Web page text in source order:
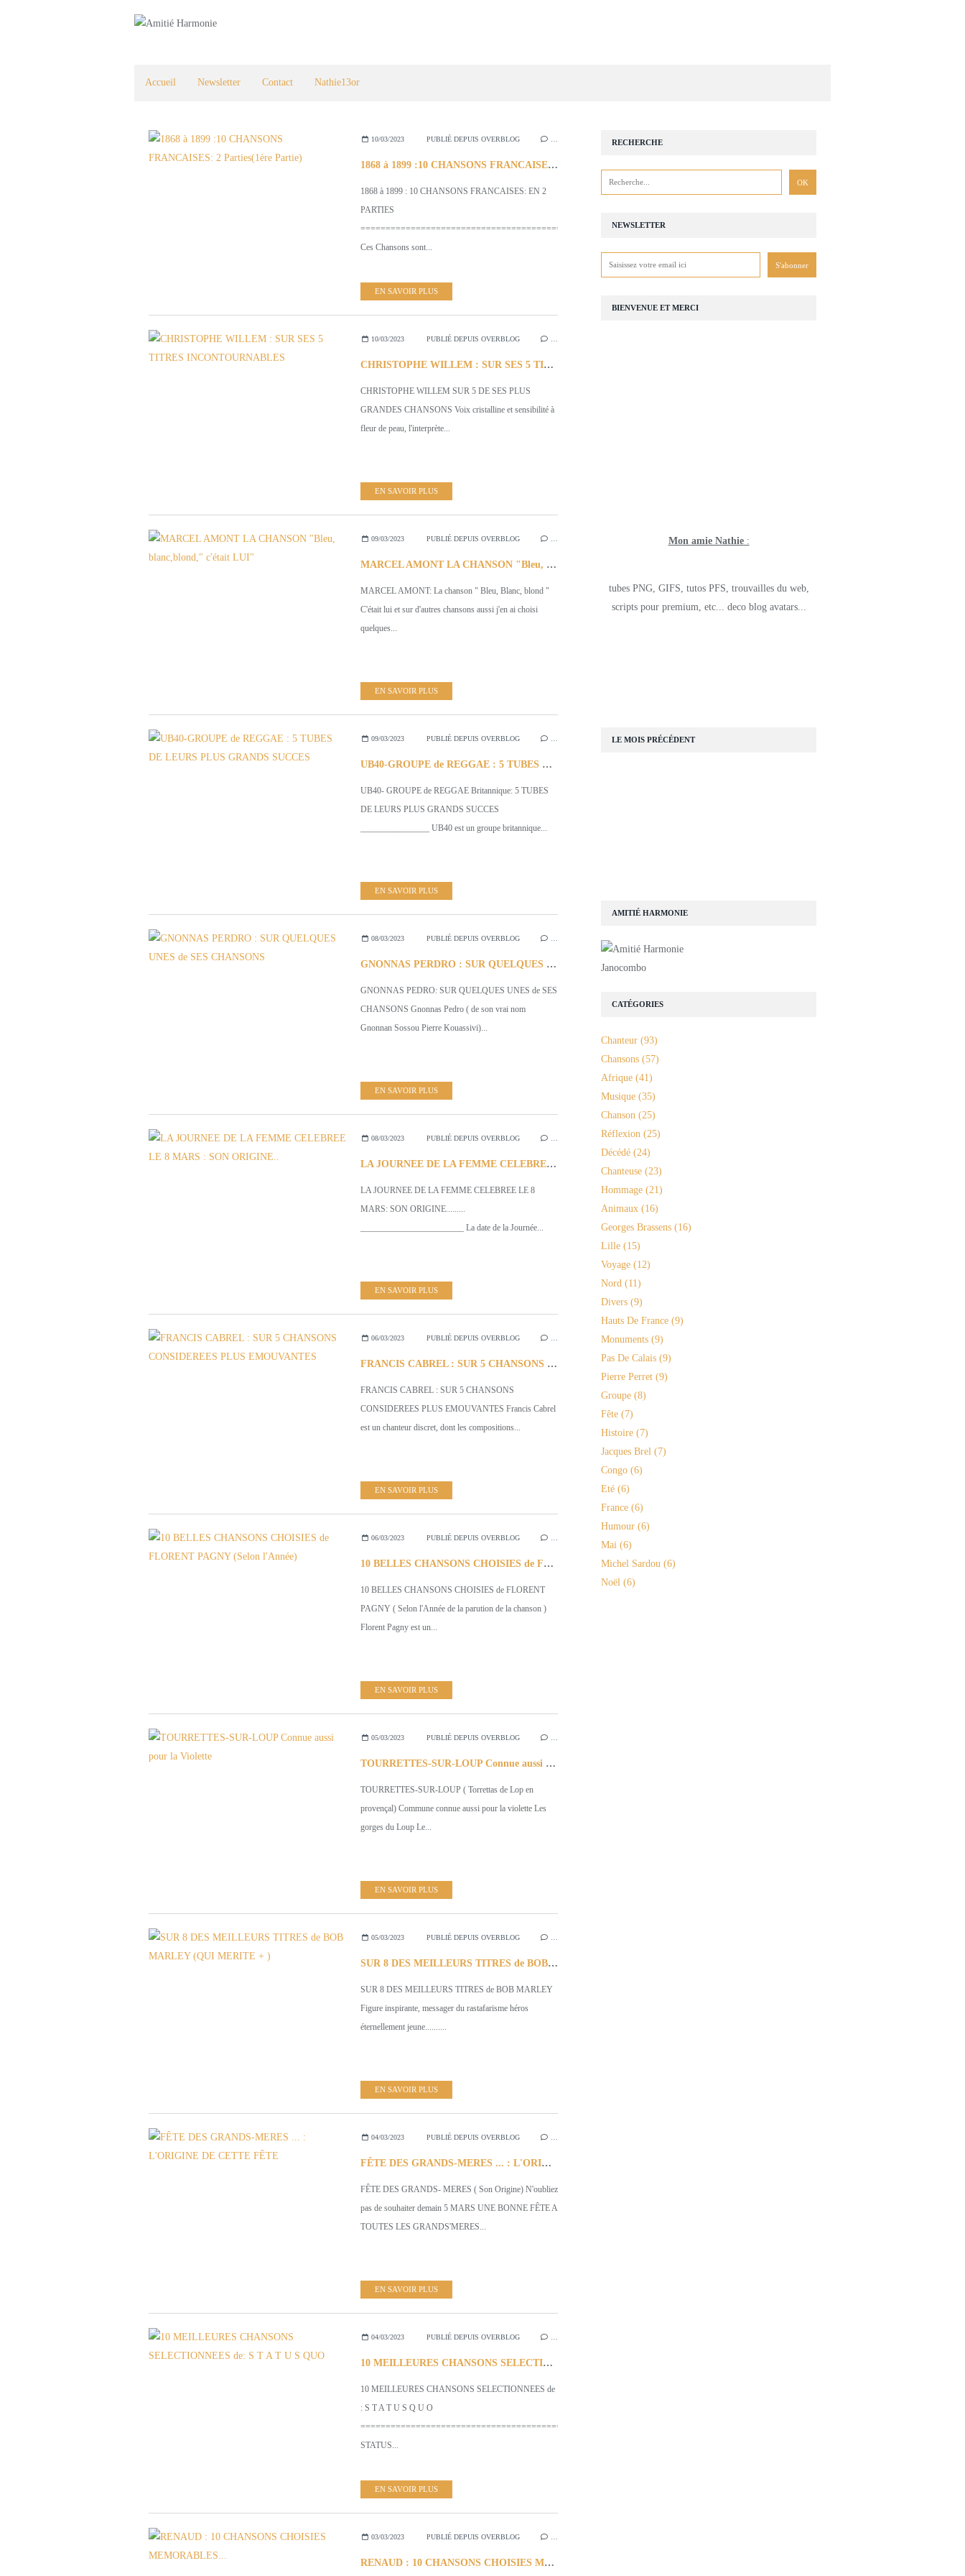
Accueil Newsletter Contact Nathie13or
10/03/2023 PUBLIÉ DEPUIS OVERBLOG
1868 à 1899 :10 CHANSONS FRANCAISES: 2 Parties(1ère Partie)
1868 à 1899 : 10 CHANSONS FRANCAISES: EN 2
PARTIES
=============================================
Ces Chansons sont...
EN SAVOIR PLUS
10/03/2023 PUBLIÉ DEPUIS OVERBLOG
CHRISTOPHE WILLEM : SUR SES 5 TITRES INCONTOURNABLES
CHRISTOPHE WILLEM SUR 5 DE SES PLUS
GRANDES CHANSONS Voix cristalline et sensibilité à
fleur de peau, l'interprète...
EN SAVOIR PLUS
09/03/2023 PUBLIÉ DEPUIS OVERBLOG
MARCEL AMONT LA CHANSON "Bleu, blanc,blond," c'était LUI"
MARCEL AMONT: La chanson " Bleu, Blanc, blond "
C'était lui et sur d'autres chansons aussi j'en ai choisi
quelques...
EN SAVOIR PLUS
09/03/2023 PUBLIÉ DEPUIS OVERBLOG
UB40-GROUPE de REGGAE : 5 TUBES DE LEURS PLUS GRANDS SUCCES
UB40- GROUPE de REGGAE Britannique: 5 TUBES
DE LEURS PLUS GRANDS SUCCES
________________ UB40 est un groupe britannique...
EN SAVOIR PLUS
08/03/2023 PUBLIÉ DEPUIS OVERBLOG
GNONNAS PERDRO : SUR QUELQUES UNES de SES CHANSONS
GNONNAS PEDRO: SUR QUELQUES UNES de SES
CHANSONS Gnonnas Pedro ( de son vrai nom
Gnonnan Sossou Pierre Kouassivi)...
EN SAVOIR PLUS
08/03/2023 PUBLIÉ DEPUIS OVERBLOG
LA JOURNEE DE LA FEMME CELEBREE LE 8 MARS : SON ORIGINE..
LA JOURNEE DE LA FEMME CELEBREE LE 8
MARS: SON ORIGINE.........
________________________ La date de la Journée...
EN SAVOIR PLUS
06/03/2023 PUBLIÉ DEPUIS OVERBLOG
FRANCIS CABREL : SUR 5 CHANSONS CONSIDEREES PLUS EMOUVANTES
FRANCIS CABREL : SUR 5 CHANSONS
CONSIDEREES PLUS EMOUVANTES Francis Cabrel
est un chanteur discret, dont les compositions...
EN SAVOIR PLUS
06/03/2023 PUBLIÉ DEPUIS OVERBLOG
10 BELLES CHANSONS CHOISIES de FLORENT PAGNY (Selon l'Année)
10 BELLES CHANSONS CHOISIES de FLORENT
PAGNY ( Selon l'Année de la parution de la chanson )
Florent Pagny est un...
EN SAVOIR PLUS
05/03/2023 PUBLIÉ DEPUIS OVERBLOG
TOURRETTES-SUR-LOUP Connue aussi pour la Violette
TOURRETTES-SUR-LOUP ( Torrettas de Lop en
provençal) Commune connue aussi pour la violette Les
gorges du Loup Le...
EN SAVOIR PLUS
05/03/2023 PUBLIÉ DEPUIS OVERBLOG
SUR 8 DES MEILLEURS TITRES de BOB MARLEY (QUI MERITE + )
SUR 8 DES MEILLEURS TITRES de BOB MARLEY
Figure inspirante, messager du rastafarisme héros
éternellement jeune..........
EN SAVOIR PLUS
04/03/2023 PUBLIÉ DEPUIS OVERBLOG
FÊTE DES GRANDS-MERES ... : L'ORIGINE DE CETTE FÊTE
FÊTE DES GRANDS- MERES ( Son Origine) N'oubliez
pas de souhaiter demain 5 MARS UNE BONNE FÊTE A
TOUTES LES GRANDS'MERES...
EN SAVOIR PLUS
04/03/2023 PUBLIÉ DEPUIS OVERBLOG
10 MEILLEURES CHANSONS SELECTIONNEES de: S T A T U S QUO
10 MEILLEURES CHANSONS SELECTIONNEES de
: S T A T U S Q U O
=================================================
STATUS...
EN SAVOIR PLUS
03/03/2023 PUBLIÉ DEPUIS OVERBLOG
RENAUD : 10 CHANSONS CHOISIES MEMORABLES...
NEWSLETTER
RECHERCHE
AMITIÉ HARMONIE
Janocombo
CATÉGORIES
Chanteur (93)
Chansons (57)
Afrique (41)
Musique (35)
Chanson (25)
Réflexion (25)
Décédé (24)
Chanteuse (23)
Hommage (21)
Animaux (16)
Georges Brassens (16)
Lille (15)
Voyage (12)
Nord (11)
Divers (9)
Hauts De France (9)
Monuments (9)
Pas De Calais (9)
Pierre Perret (9)
Groupe (8)
Fête (7)
Histoire (7)
Jacques Brel (7)
Congo (6)
Eté (6)
France (6)
Humour (6)
Mai (6)
Michel Sardou (6)
Noël (6)
LE MOIS PRÉCÉDENT
BIENVENUE ET MERCI
Mon amie Nathie:
tubes PNG, GIFS, tutos PFS, trouvailles du web,
scripts pour premium, etc... deco blog avatars...